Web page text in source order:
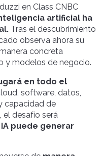
en Class CNBC
artificial ha
Tras el descubrimiento
observa ahora su
concreta
y modelos de negocio.
en todo el
software, datos,
capacidad de
, el desafío será
puede generar